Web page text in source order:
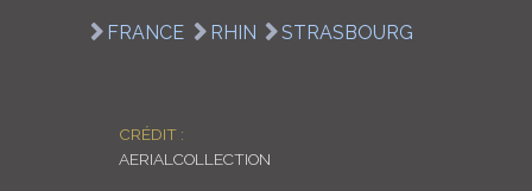
FRANCE RHIN STRASBOURG
CRÉDIT :
AERIALCOLLECTION